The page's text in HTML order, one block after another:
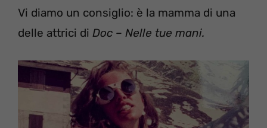
Vi diamo un consiglio: è la mamma di una
delle attrici di Doc – Nelle tue mani.